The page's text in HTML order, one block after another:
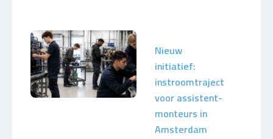
Nieuw
initiatief:
instroomtraject
voor assistent-
monteurs in
Amsterdam